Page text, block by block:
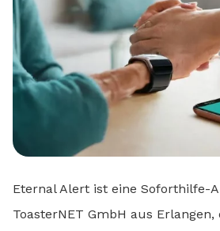
Eternal Alert ist eine Soforthilfe-
ToasterNET GmbH aus